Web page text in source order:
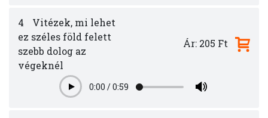
4
Vitézek, mi lehet
ez széles föld felett
szebb dolog az
végeknél
Play0:00 /0:59
Ár: 205 Ft